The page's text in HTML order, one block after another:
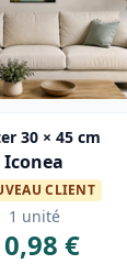
30 × 45 cm
Iconea
CLIENT
1 unité
€